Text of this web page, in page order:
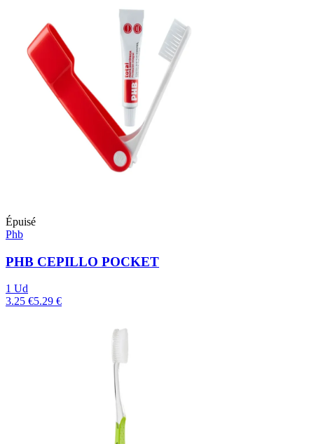
Épuisé
Phb
PHB CEPILLO POCKET
1 Ud
3.25 €5.29 €